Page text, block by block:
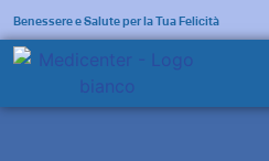
Benessere e Salute per la Tua Felicità